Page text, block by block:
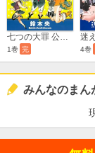
七つの大罪 公式ファンブック 解体罪書
1巻 完 4巻
みんなのまん